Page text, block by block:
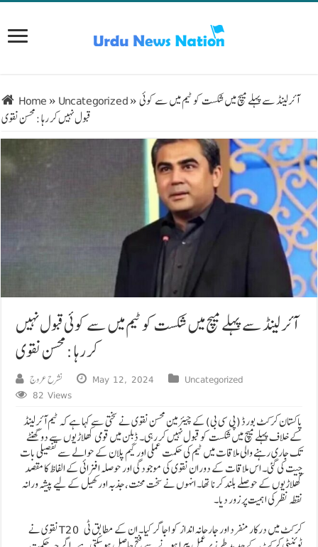
Home » Uncategorized»آئرلینڈ سے پہلے میچ میں شکست کو ٹیم میں سے کوئی
قبول نہیں کر رہا : محسن نقوی
آئرلینڈ سے پہلے میچ میں شکست کو ٹیم میں سے کوئی قبول نہیں
کر رہا : محسن نقوی
نشرح عروج May 12, 2024
Uncategorized
82 Views
پاکستان کرکٹ بورڈ (پی سی بی) کے چیئرمین محسن نقوی نے سختی سے کہا ہے کہ ٹیم آئرلینڈ
کے خلاف پہلے میچ میں شکست کو قبول نہیں کر رہی۔ ڈبلن میں قومی کھلاڑیوں سے دو گھنٹے
تک جاری رہنے والی ملاقات میں ٹیم کی حکمت عملی اور گیم پلان کے حوالے سے تفصیلی بات
چیت کی گئی۔ اس ملاقات کے دوران نقوی کی موجودگی اور حوصلہ افزائی کے الفاظ کا مقصد
کھلاڑیوں کے حوصلے بلند کرنا تھا۔ انہوں نے سخت محنت، جذبہ اور کھیل کے لیے پیشہ ورانہ
نقطہ نظر کی اہمیت پر زور دیا۔
نقوی نے T20 کرکٹ میں درکار منفرد اور جارحانہ انداز کو اجاگر کیا۔ ان کے مطابق ٹی